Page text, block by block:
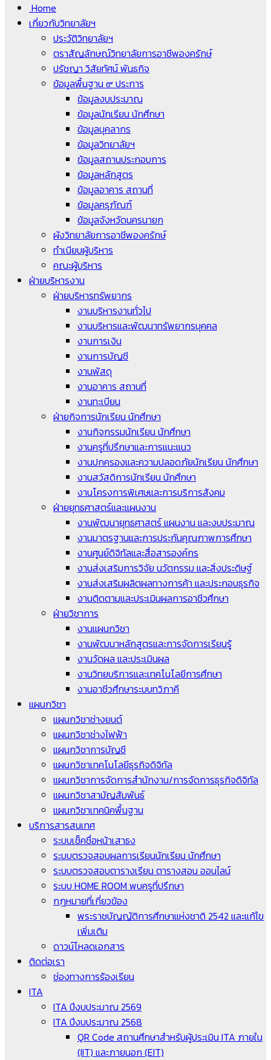
Home
เกี่ยวกับวิทยาลัยฯ
ประวัติวิทยาลัยฯ
ตราสัญลักษณ์วิทยาลัยการอาชีพองครักษ์
ปรัชญา วิสัยทัศน์ พันธกิจ
ข้อมูลพื้นฐาน ๙ ประการ
ข้อมูลงบประมาณ
ข้อมูลนักเรียน นักศึกษา
ข้อมูลบุคลากร
ข้อมูลวิทยาลัยฯ
ข้อมูลสถานประกอบการ
ข้อมูลหลักสูตร
ข้อมูลอาคาร สถานที่
ข้อมูลครุภัณฑ์
ข้อมูลจังหวัดนครนายก
ผังวิทยาลัยการอาชีพองครักษ์
ทำเนียบผู้บริหาร
คณะผู้บริหาร
ฝ่ายบริหารงาน
ฝ่ายบริหารทรัพยากร
งานบริหารงานทั่วไป
งานบริหารและพัฒนาทรัพยากรบุคคล
งานการเงิน
งานการบัญชี
งานพัสดุ
งานอาคาร สถานที่
งานทะเบียน
ฝ่ายกิจการนักเรียน นักศึกษา
งานกิจกรรมนักเรียน นักศึกษา
งานครูที่ปรึกษาและการแนะแนว
งานปกครองและความปลอดภัยนักเรียน นักศึกษา
งานสวัสดิการนักเรียน นักศึกษา
งานโครงการพิเศษและการบริการสังคม
ฝ่ายยุทธศาสตร์และแผนงาน
งานพัฒนายุทธศาสตร์ แผนงาน และงบประมาณ
งานมาตรฐานและการประกันคุณภาพการศึกษา
งานศูนย์ดิจิทัลและสื่อสารองค์กร
งานส่งเสริมการวิจัย นวัตกรรม และสิ่งประดิษฐ์
งานส่งเสริมผลิตผลทางการค้า และประกอบธุรกิจ
งานติดตามและประเมินผลการอาชีวศึกษา
ฝ่ายวิชาการ
งานแผนกวิชา
งานพัฒนาหลักสูตรและการจัดการเรียนรู้
งานวัดผล และประเมินผล
งานวิทยบริการและเทคโนโลยีการศึกษา
งานอาชีวศึกษาระบบทวิภาคี
แผนกวิชา
แผนกวิชาช่างยนต์
แผนกวิชาช่างไฟฟ้า
แผนกวิชาการบัญชี
แผนกวิชาเทคโนโลยีธุรกิจดิจิทัล
แผนกวิชาการจัดการสำนักงาน/การจัดการธุรกิจดิจิทัล
แผนกวิชาสามัญสัมพันธ์
แผนกวิชาเทคนิคพื้นฐาน
บริการสารสนเทศ
ระบบเช็คชื่อหน้าเสาธง
ระบบตรวจสอบผลการเรียนนักเรียน นักศึกษา
ระบบตรวจสอบตารางเรียน ตารางสอน ออนไลน์
ระบบ HOME ROOM พบครูที่ปรึกษา
กฎหมายที่เกี่ยวข้อง
พระราชบัญญัติการศึกษาแห่งชาติ 2542 และแก้ไข
เพิ่มเติม
ดาวน์โหลดเอกสาร
ติดต่อเรา
ช่องทางการร้องเรียน
ITA
ITA ปีงบประมาณ 2569
ITA ปีงบประมาณ 2568
QR Code สถานศึกษาสำหรับผู้ประเมิน ITA ภายใน
(IIT) และภายนอก (EIT)